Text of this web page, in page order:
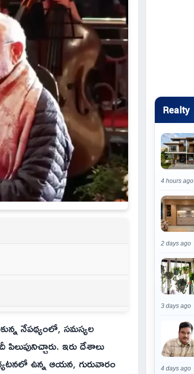
నేపథ్యంలో, సమస్యల
ఇరు దేశాలు
ఉన్న ఆయన, గురువారం
Realty
4 hours ago
2 days ago
3 days ago
4 days ago